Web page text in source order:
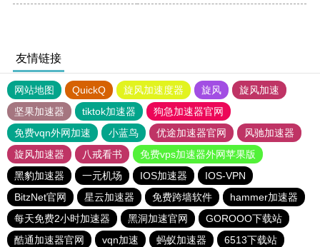
友情链接
网站地图 QuickQ 旋风加速度器 旋风
旋风加速
坚果加速器
tiktok加速器
狗急加速器官网
免费vqn外网加速
小蓝鸟 优途加速器官网
风驰加速器
旋风加速器
八戒看书
免费vps加速器外网苹果版
黑豹加速器
一元机场 IOS加速器
IOS-VPN
BitzNet官网
星云加速器 免费跨墙软件
hammer加速器
每天免费2小时加速器
黑洞加速官网
GOROOO下载站
酷通加速器官网
vqn加速 蚂蚁加速器
6513下载站